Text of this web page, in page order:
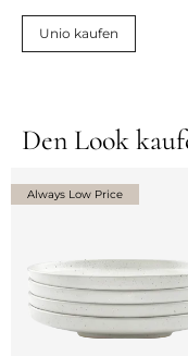
Unio kaufen
Den Look
Always Low Price